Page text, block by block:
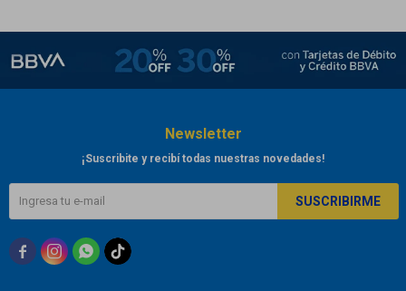
Newsletter
¡Suscribite y recibí todas nuestras novedades!
SUSCRIBIRME
  